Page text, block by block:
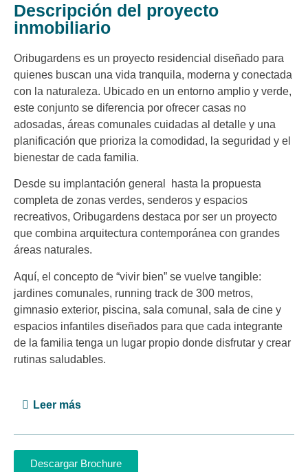
Descripción del proyecto
inmobiliario
Oribugardens es un proyecto residencial diseñado para
quienes buscan una vida tranquila, moderna y conectada
con la naturaleza. Ubicado en un entorno amplio y verde,
este conjunto se diferencia por ofrecer casas no
adosadas, áreas comunales cuidadas al detalle y una
planificación que prioriza la comodidad, la seguridad y el
bienestar de cada familia.
Desde su implantación general hasta la propuesta
completa de zonas verdes, senderos y espacios
recreativos, Oribugardens destaca por ser un proyecto
que combina arquitectura contemporánea con grandes
áreas naturales.
Aquí, el concepto de “vivir bien” se vuelve tangible:
jardines comunales, running track de 300 metros,
gimnasio exterior, piscina, sala comunal, sala de cine y
espacios infantiles diseñados para que cada integrante
de la familia tenga un lugar propio donde disfrutar y crear
rutinas saludables.
Leer más
Descargar Brochure